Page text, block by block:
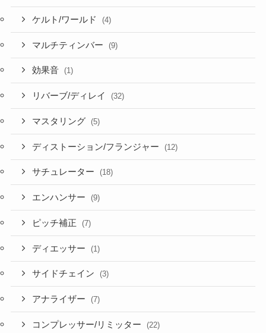
ケルト/ワールド (4)
マルチティンバー (9)
効果音 (1)
リバーブ/ディレイ (32)
マスタリング (5)
ディストーション/フランジャー (12)
サチュレーター (18)
エンハンサー (9)
ピッチ補正 (7)
ディエッサー (1)
サイドチェイン (3)
アナライザー (7)
コンプレッサー/リミッター (22)